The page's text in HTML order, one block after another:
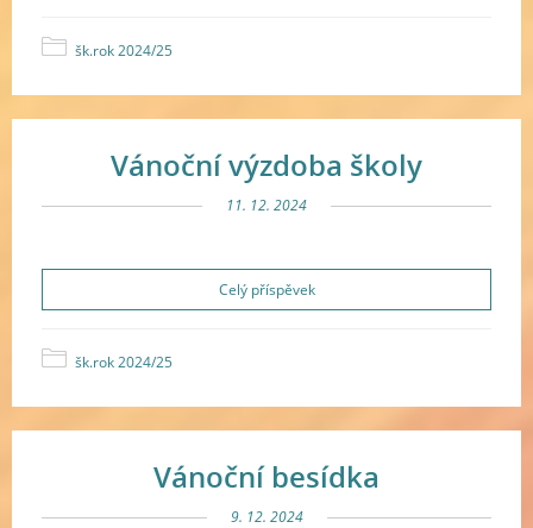
šk.rok 2024/25
Vánoční výzdoba školy
11. 12. 2024
Celý příspěvek
šk.rok 2024/25
Vánoční besídka
9. 12. 2024